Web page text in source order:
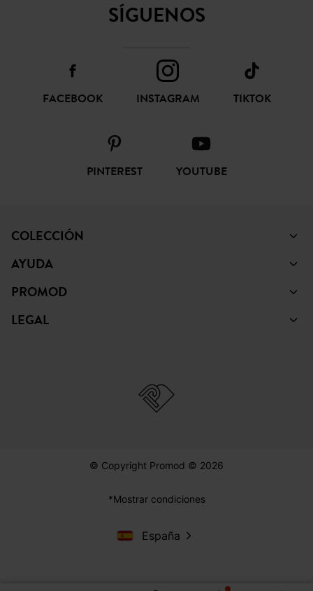
SÍGUENOS
FACEBOOK INSTAGRAM TIKTOK
PINTEREST YOUTUBE
COLECCIÓN
AYUDA
PROMOD
LEGAL
© Copyright Promod © 2026
*Mostrar condiciones
España